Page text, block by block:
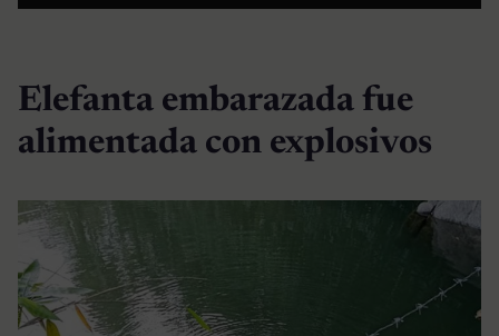
Elefanta embarazada fue
alimentada con explosivos